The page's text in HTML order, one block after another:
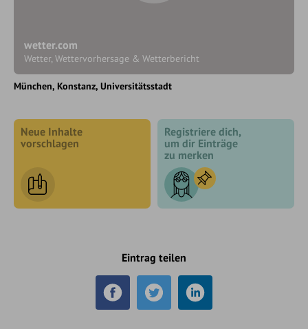
wetter.com
Wetter, Wettervorhersage & Wetterbericht
München Konstanz, Universitätsstadt
Neue Inhalte
vorschlagen
Registriere dich,
um dir Einträge
zu merken
Eintrag teilen